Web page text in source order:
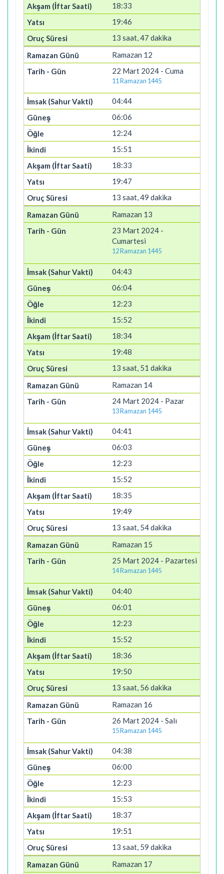
18:33
19:46
13 saat, 47 dakika
Ramazan 12
22 Mart 2024 - Cuma
11 Ramazan 1445
04:44
06:06
12:24
15:51
18:33
19:47
13 saat, 49 dakika
Ramazan 13
23 Mart 2024 -
Cumartesi
12 Ramazan 1445
04:43
06:04
12:23
15:52
18:34
19:48
13 saat, 51 dakika
Ramazan 14
24 Mart 2024 - Pazar
13 Ramazan 1445
04:41
06:03
12:23
15:52
18:35
19:49
13 saat, 54 dakika
Ramazan 15
25 Mart 2024 - Pazartesi
14 Ramazan 1445
04:40
06:01
12:23
15:52
18:36
19:50
13 saat, 56 dakika
Ramazan 16
26 Mart 2024 - Salı
15 Ramazan 1445
04:38
06:00
12:23
15:53
18:37
19:51
13 saat, 59 dakika
Ramazan 17